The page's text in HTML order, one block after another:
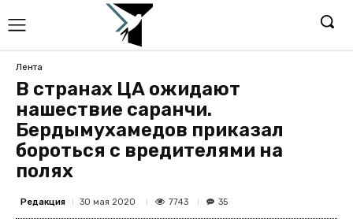
Лента
В странах ЦА ожидают
нашествие саранчи.
Бердымухамедов приказал
бороться с вредителями на
полях
Редакция 30 мая 2020 7743 35